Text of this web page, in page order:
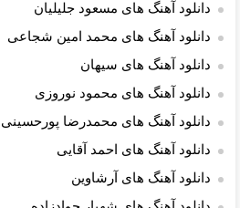
دانلود آهنگ های مسعود جلیلیان
دانلود آهنگ های محمد امین شجاعی
دانلود آهنگ های سیهان
دانلود آهنگ های محمود نوروزی
دانلود آهنگ های محمدرضا پورحسینی
دانلود آهنگ های احمد آقایی
دانلود آهنگ های آرشاوین